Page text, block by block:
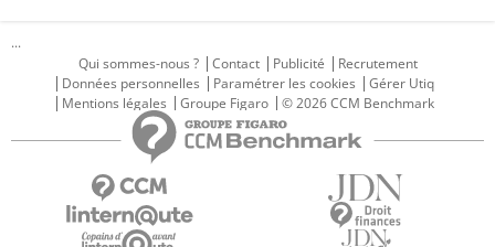
...
Qui sommes-nous ?
Contact Publicité
Recrutement
Données personnelles
Paramétrer les cookies
Gérer Utiq
Mentions légales
Groupe Figaro © 2026 CCM Benchmark